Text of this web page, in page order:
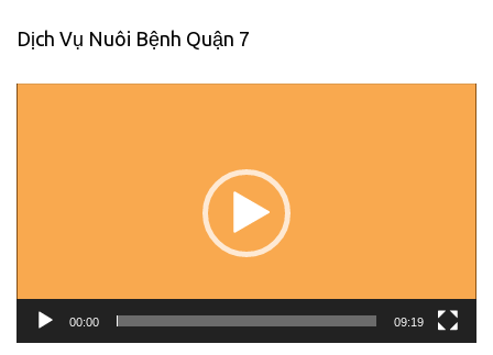
Dịch Vụ Nuôi Bệnh Quận 7
00:00 09:19